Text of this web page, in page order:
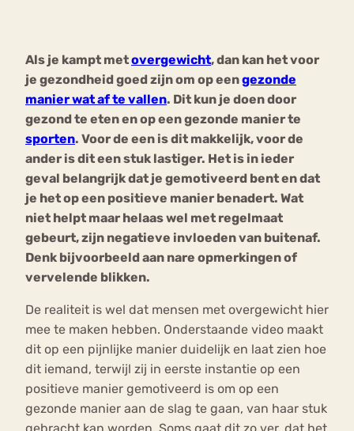
Als je kampt metovergewicht, dan kan het voor
je gezondheid goed zijn om op eengezonde
manier wat af te vallen. Dit kun je doen door
gezond te eten en op een gezonde manier te
sporten. Voor de een is dit makkelijk, voor de
ander is dit een stuk lastiger. Het is in ieder
geval belangrijk dat je gemotiveerd bent en dat
je het op een positieve manier benadert. Wat
niet helpt maar helaas wel met regelmaat
gebeurt, zijn negatieve invloeden van buitenaf.
Denk bijvoorbeeld aan nare opmerkingen of
vervelende blikken.
De realiteit is wel dat mensen met overgewicht hier
mee te maken hebben. Onderstaande video maakt
dit op een pijnlijke manier duidelijk en laat zien hoe
dit iemand, terwijl zij in eerste instantie op een
positieve manier gemotiveerd is om op een
gezonde manier aan de slag te gaan, van haar stuk
Chat
Forum
mia
Nerv
osa
Eetstoornis Anorexia Nervosa
Eetbuien Piekeren Sport
Trauma
Orthorexia
Afvallen Angst